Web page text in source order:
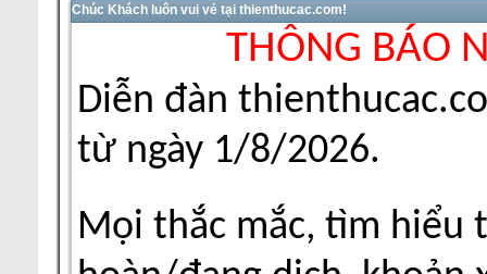
Chúc Khách luôn vui vẻ tại thienthucac.com!
THÔNG BÁO
Diễn đàn
từ ngày 1/8/2026.
Mọi thắc mắc, tìm hiểu